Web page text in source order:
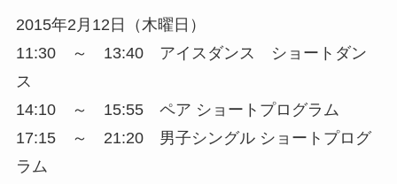
2015年2月12日（木曜日）
11:30 ～ 13:40 アイスダンス ショートダン
ス
14:10 ～ 15:55 ペア ショートプログラム
17:15 ～ 21:20 男子シングル ショートプログ
ラム